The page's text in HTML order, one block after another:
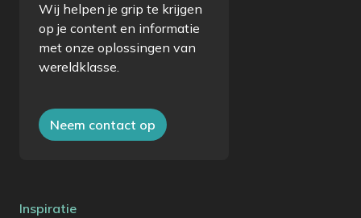
Wij helpen je grip te krijgen
op je content en informatie
met onze oplossingen van
wereldklasse.
Neem contact op
Inspiratie